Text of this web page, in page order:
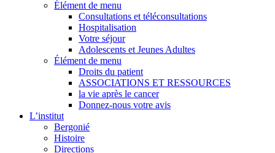
Élément de menu
Consultations et téléconsultations
Hospitalisation
Votre séjour
Adolescents et Jeunes Adultes
Élément de menu
Droits du patient
ASSOCIATIONS ET RESSOURCES
la vie après le cancer
Donnez-nous votre avis
L’institut
Bergonié
Histoire
Directions